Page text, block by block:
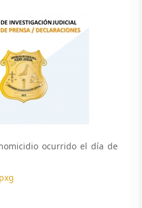
ocurrido el día de